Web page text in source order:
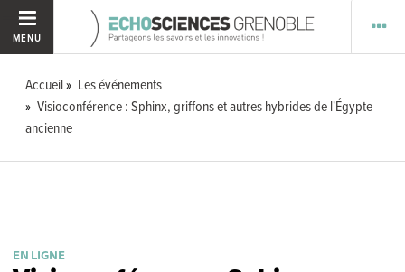
MENU
Accueil
Les événements
Visioconférence : Sphinx, griffons et autres hybrides de l'Égypte
ancienne
EN LIGNE